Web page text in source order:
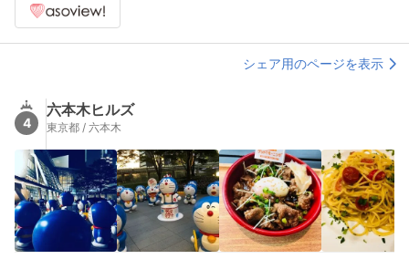
シェア用のページを表示
4
六本木ヒルズ
東京都 / 六本木